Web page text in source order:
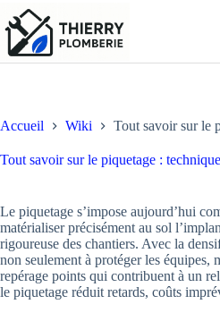
Passer
au
contenu
Accueil Wiki Tout savoir sur le
Tout savoir sur le piquetage :
Le piquetage s’impose aujourd’hui
matérialiser précisément au sol
rigoureuse des chantiers. Avec la
non seulement à protéger les équipes,
repérage points qui contribuent à un
le piquetage réduit retards, coûts